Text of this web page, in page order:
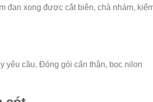
đan xong được cắt biên, chà nhám,
yêu cầu. Đóng gói cẩn thận, bọc nilon